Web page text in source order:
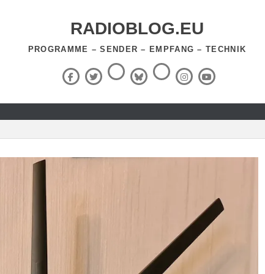
RADIOBLOG.EU
PROGRAMME – SENDER – EMPFANG – TECHNIK
Facebook
X
(Twitter)
ThreadsBlueSky
RSS-
Feed InstagramYouTube